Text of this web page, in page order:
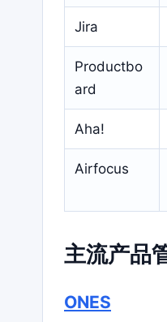
Jira
Productbo
ard
Aha!
Airfocus
主流产品
ONES